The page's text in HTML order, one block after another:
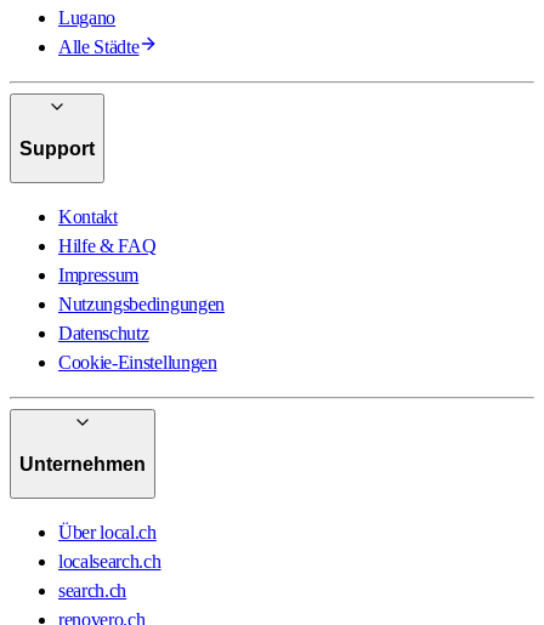
Lugano
Alle Städte
Support
Kontakt
Hilfe & FAQ
Impressum
Nutzungsbedingungen
Datenschutz
Cookie-Einstellungen
Unternehmen
Über local.ch
localsearch.ch
search.ch
renovero.ch